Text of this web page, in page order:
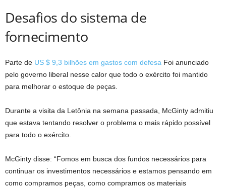
Desafios do sistema de
fornecimento
Parte de US $ 9,3 bilhões em gastos com defesa Foi anunciado
pelo governo liberal nesse calor que todo o exército foi mantido
para melhorar o estoque de peças.
Durante a visita da Letônia na semana passada, McGinty admitiu
que estava tentando resolver o problema o mais rápido possível
para todo o exército.
McGinty disse: “Fomos em busca dos fundos necessários para
continuar os investimentos necessários e estamos pensando em
como compramos peças, como compramos os materiais